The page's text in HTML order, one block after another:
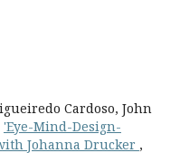
Cardoso, John
'Eye-Mind-Design-
Johanna Drucker ,